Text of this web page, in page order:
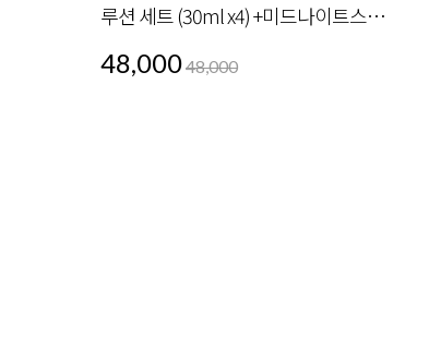
루션 세트 (30ml x4) +미드나이트스페
48,00048,000